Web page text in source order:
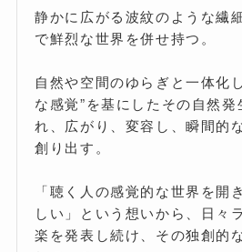
静かに広がる波紋のような繊
で鮮烈な世界を併せ持つ。
自然や空間のゆらぎと一体化
な感覚”を基にしたその自然
れ、広がり、変容し、瞬間的
創り出す。
「聴く人の感覚的な世界を開
しい」という想いから、日々
楽を発表し続け、その独創的